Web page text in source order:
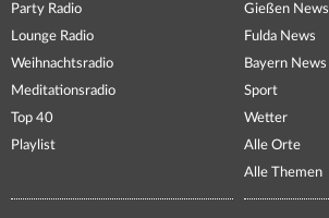
Party Radio
Lounge Radio
Weihnachtsradio
Meditationsradio
Top 40
Playlist
Gießen News
Fulda News
Bayern News
Sport
Wetter
Alle Orte
Alle Themen